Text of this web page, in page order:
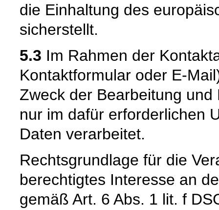
die Einhaltung des
sicherstellt.
5.3 Im Rahmen der
Kontaktformular oder E-
Zweck der Bearbeitung
nur im dafür erforderlichen
Daten verarbeitet.
Rechtsgrundlage für die
berechtigtes Interesse an
gemäß Art. 6 Abs. 1 lit. f